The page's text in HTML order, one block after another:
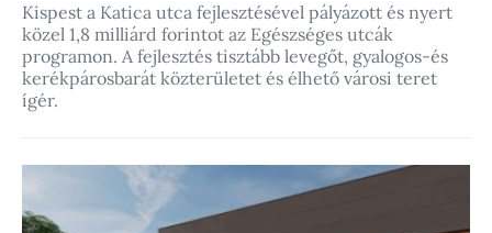
Kispest a Katica utca fejlesztésével pályázott és nyert
közel 1,8 milliárd forintot az Egészséges utcák
programon. A fejlesztés tisztább levegőt, gyalogos-és
kerékpárosbarát közterületet és élhető városi teret
ígér.